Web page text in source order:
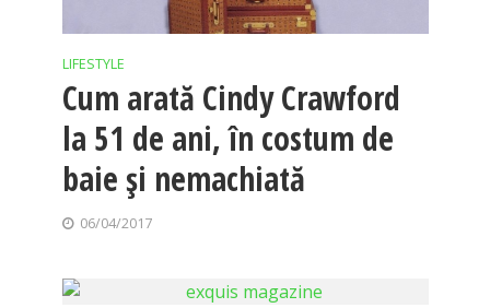
LIFESTYLE
Cum arată Cindy Crawford
la 51 de ani, în costum de
baie și nemachiată
06/04/2017